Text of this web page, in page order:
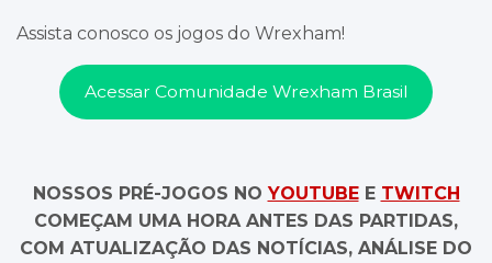
Assista conosco os jogos do Wrexham!
Acessar Comunidade Wrexham Brasil
NOSSOS PRÉ-JOGOS NOYOUTUBEE TWITCH
COMEÇAM UMA HORA ANTES DAS PARTIDAS,
COM ATUALIZAÇÃO DAS NOTÍCIAS, ANÁLISE DO